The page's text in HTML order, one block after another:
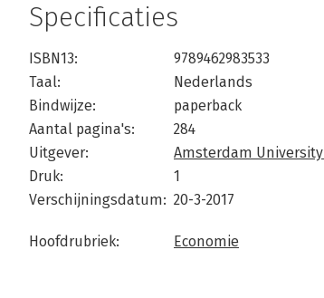
Specificaties
ISBN13:
9789462983533
Taal:
Nederlands
Bindwijze:
paperback
Aantal pagina's:
284
Uitgever:
Amsterdam
Druk:
1
Verschijningsdatum: 20-3-2017
Hoofdrubriek: Economie